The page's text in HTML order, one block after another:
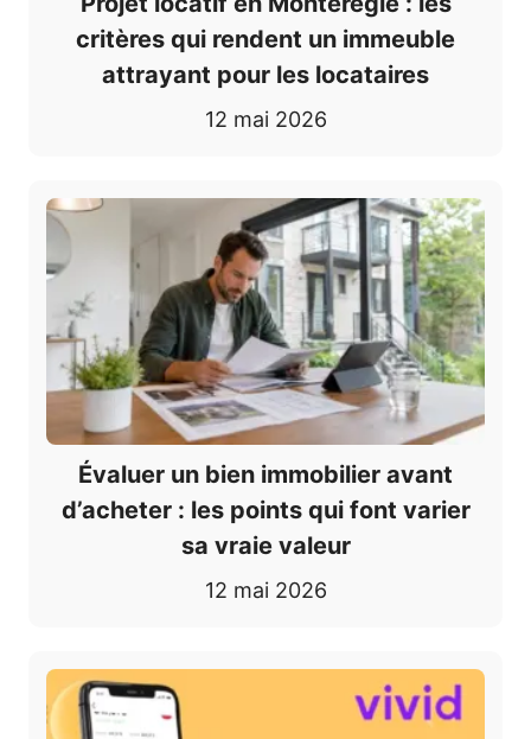
critères qui rendent un immeuble
attrayant pour les locataires
12 mai 2026
Évaluer un bien immobilier avant
d’acheter : les points qui font varier
sa vraie valeur
12 mai 2026